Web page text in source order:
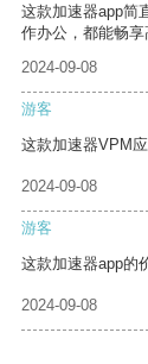
这款加速器app简
作办公，都能畅享
2024-09-08
游客
这款加速器VPM
2024-09-08
游客
这款加速器app的
2024-09-08